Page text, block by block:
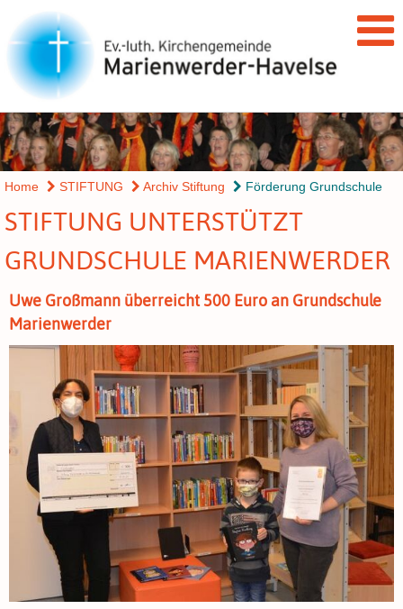
Home STIFTUNG Archiv Stiftung Förderung Grundschule
STIFTUNG UNTERSTÜTZT
GRUNDSCHULE MARIENWERDER
Uwe Großmann überreicht 500 Euro an Grundschule
Marienwerder